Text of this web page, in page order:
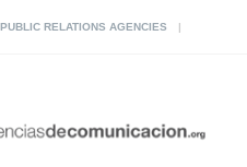
PUBLIC RELATIONS AGENCIES